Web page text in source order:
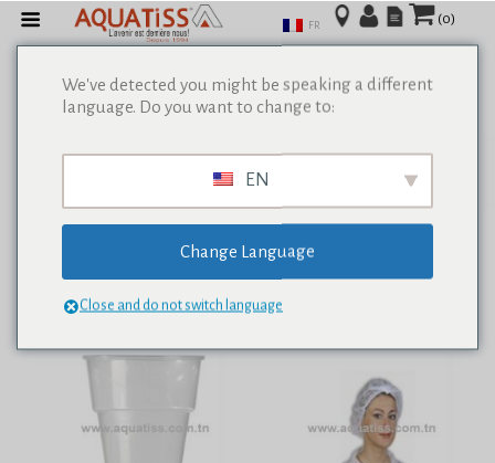
(0)
FR
We've detected you might be speaking a different
language. Do you want to change to:
EN
Change Language
Close and do not switch language